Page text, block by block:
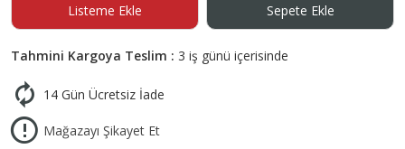
Listeme Ekle Sepete Ekle
Tahmini Kargoya Teslim : 3 iş günü içerisinde
14 Gün Ücretsiz İade
Mağazayı Şikayet Et